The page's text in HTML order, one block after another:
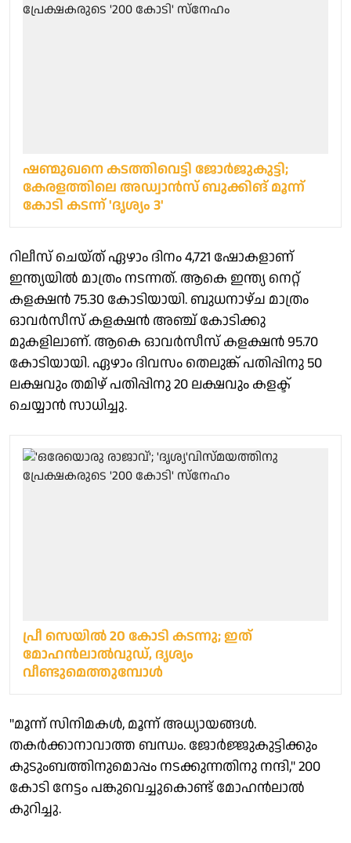
ഷണ്മുഖനെ കടത്തിവെട്ടി ജോർജുകുട്ടി;
കേരളത്തിലെ അഡ്വാൻസ് ബുക്കിങ് മൂന്ന്
കോടി കടന്ന് 'ദൃശ്യം 3'
റിലീസ് ചെയ്ത് ഏഴാം ദിനം 4,721 ഷോകളാണ്
ഇന്ത്യയിൽ മാത്രം നടന്നത്. ആകെ ഇന്ത്യ നെറ്റ്
കളക്ഷൻ 75.30 കോടിയായി. ബുധനാഴ്ച മാത്രം
ഓവർസീസ് കളക്ഷൻ അഞ്ച് കോടിക്കു
മുകളിലാണ്. ആകെ ഓവർസീസ് കളക്ഷൻ 95.70
കോടിയായി. ഏഴാം ദിവസം തെലുങ്ക് പതിപ്പിനു 50
ലക്ഷവും തമിഴ് പതിപ്പിനു 20 ലക്ഷവും കളക്ട്
ചെയ്യാൻ സാധിച്ചു.
പ്രീ സെയിൽ 20 കോടി കടന്നു; ഇത്
മോഹൻലാൽവുഡ്, ദൃശ്യം
വീണ്ടുമെത്തുമ്പോൾ
''മൂന്ന് സിനിമകൾ, മൂന്ന് അധ്യായങ്ങൾ.
തകർക്കാനാവാത്ത ബന്ധം. ജോർജ്ജുകുട്ടിക്കും
കുടുംബത്തിനുമൊപ്പം നടക്കുന്നതിനു നന്ദി,'' 200
കോടി നേട്ടം പങ്കുവെച്ചുകൊണ്ട് മോഹൻലാൽ
കുറിച്ചു.